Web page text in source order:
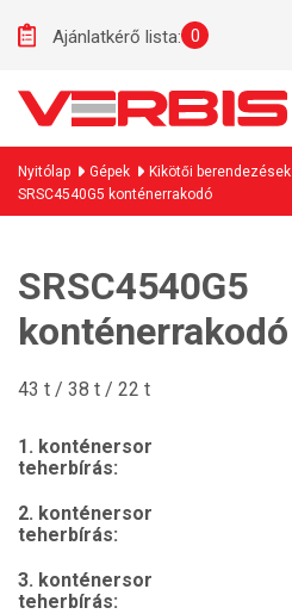
Ajánlatkérő lista: 0
Nyitólap Gépek Kikötői berendezések
SRSC4540G5 konténerrakodó
SRSC4540G5
konténerrakodó
43 t / 38 t / 22 t
1. konténersor
teherbírás:
2. konténersor
teherbírás:
3. konténersor
teherbírás: